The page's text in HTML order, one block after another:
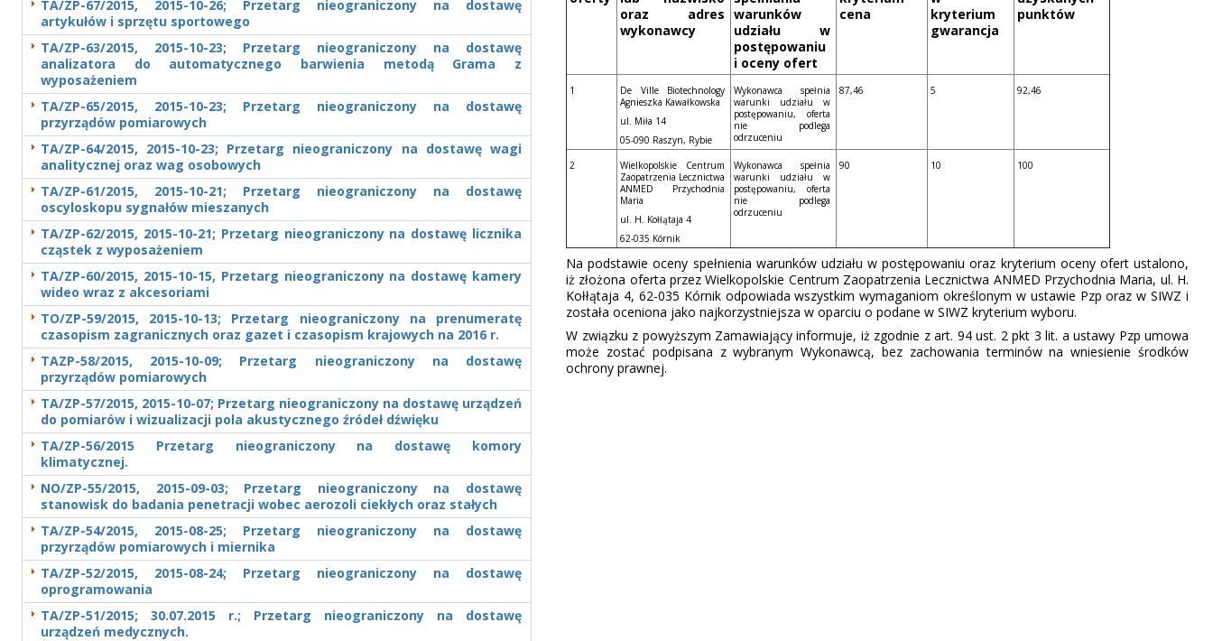
TA/ZP-67/2015, 2015-10-26; Przetarg nieograniczony na dostawę
artykułów i sprzętu sportowego
TA/ZP-63/2015, 2015-10-23; Przetarg nieograniczony na dostawę
analizatora do automatycznego barwienia metodą Grama z
wyposażeniem
TA/ZP-65/2015, 2015-10-23; Przetarg nieograniczony na dostawę
przyrządów pomiarowych
TA/ZP-64/2015, 2015-10-23; Przetarg nieograniczony na dostawę wagi
analitycznej oraz wag osobowych
TA/ZP-61/2015, 2015-10-21; Przetarg nieograniczony na dostawę
oscyloskopu sygnałów mieszanych
TA/ZP-62/2015, 2015-10-21; Przetarg nieograniczony na dostawę licznika
cząstek z wyposażeniem
TA/ZP-60/2015, 2015-10-15, Przetarg nieograniczony na dostawę kamery
wideo wraz z akcesoriami
TO/ZP-59/2015, 2015-10-13; Przetarg nieograniczony na prenumeratę
czasopism zagranicznych oraz gazet i czasopism krajowych na 2016 r.
TAZP-58/2015, 2015-10-09; Przetarg nieograniczony na dostawę
przyrządów pomiarowych
TA/ZP-57/2015, 2015-10-07; Przetarg nieograniczony na dostawę urządzeń
do pomiarów i wizualizacji pola akustycznego źródeł dźwięku
TA/ZP-56/2015 Przetarg nieograniczony na dostawę komory
klimatycznej.
NO/ZP-55/2015, 2015-09-03; Przetarg nieograniczony na dostawę
stanowisk do badania penetracji wobec aerozoli ciekłych oraz stałych
TA/ZP-54/2015, 2015-08-25; Przetarg nieograniczony na dostawę
przyrządów pomiarowych i miernika
TA/ZP-52/2015, 2015-08-24; Przetarg nieograniczony na dostawę
oprogramowania
TA/ZP-51/2015; 30.07.2015 r.; Przetarg nieograniczony na dostawę
urządzeń medycznych.
oraz adres
wykonawcy
warunków
udziału w
postępowaniu
i oceny ofert
cena
kryterium
gwarancja
punktów
1
De Ville Biotechnology
Agnieszka Kawałkowska
ul. Miła 14
05-090 Raszyn, Rybie
Wykonawca spełnia
warunki udziału w
postępowaniu, oferta
nie podlega
odrzuceniu
87,46 5 92,46
2
Wielkopolskie Centrum
Zaopatrzenia Lecznictwa
ANMED Przychodnia
Maria
ul. H. Kołłątaja 4
62-035 Kórnik
Wykonawca spełnia
warunki udziału w
postępowaniu, oferta
nie podlega
odrzuceniu
90 10 100
Na podstawie oceny spełnienia warunków udziału w postępowaniu oraz kryterium oceny ofert ustalono,
iż złożona oferta przez Wielkopolskie Centrum Zaopatrzenia Lecznictwa ANMED Przychodnia Maria, ul. H.
Kołłątaja 4, 62-035 Kórnik odpowiada wszystkim wymaganiom określonym w ustawie Pzp oraz w SIWZ i
została oceniona jako najkorzystniejsza w oparciu o podane w SIWZ kryterium wyboru.
W związku z powyższym Zamawiający informuje, iż zgodnie z art. 94 ust. 2 pkt 3 lit. a ustawy Pzp umowa
może zostać podpisana z wybranym Wykonawcą, bez zachowania terminów na wniesienie środków
ochrony prawnej.